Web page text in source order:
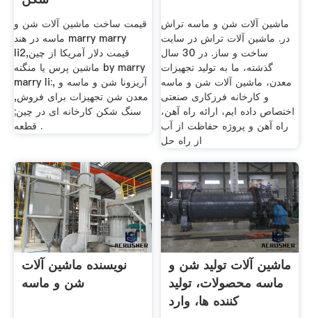
قیمت ساخت ماشین آلات شن و
ماسه در هند marry marry
li2,قیمت دلار آمریکا از چین
ماشین پرس یا منگنه by marry
marry li:, آریزونا شن و ماسه و
معدن شن تجهیزات برای فروش,
سنگ شکن کارخانه ای در چین;
قطعه .
ماشین آلات شن و ماسه تراش
در. ماشین آلات تراش در سایت
ساخت و ساز. در 30 سال
گذشته، ما به تولید تجهیزات
معدن، ماشین آلات شن و ماسه
و کارخانه فرزکاری صنعتی
اختصاص داده ایم، ارائه راه آهن،
راه آهن و پروژه حفاظت از آب
از راه حل
نویسنده ماشین آلات
شن و ماسه
ماشین آلات تولید شن و
ماسه محصولات، تولید
کننده ها، وارد